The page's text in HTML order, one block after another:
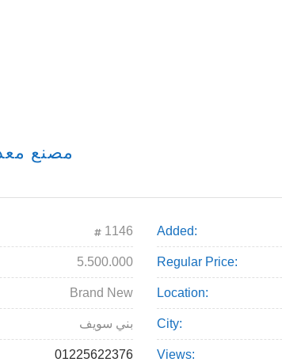
مصنع
1146 Added:
5.500.000 Regular Price:
Brand New Location:
بني سويف City:
01225622376 Views: